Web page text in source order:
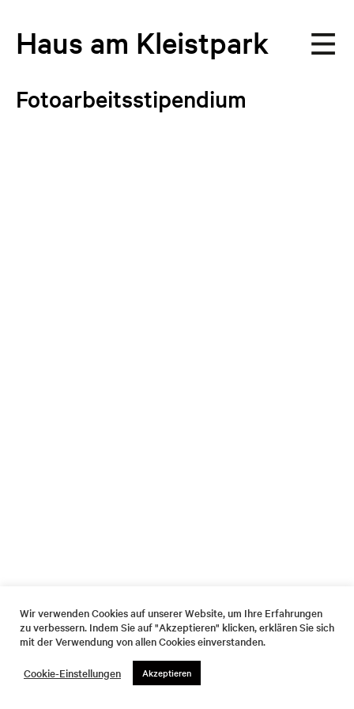
Haus am Kleistpark
Fotoarbeitsstipendium
Wir verwenden Cookies auf unserer Website, um Ihre Erfahrungen
zu verbessern. Indem Sie auf "Akzeptieren" klicken, erklären Sie sich
mit der Verwendung von allen Cookies einverstanden.
Cookie-Einstellungen Akzeptieren